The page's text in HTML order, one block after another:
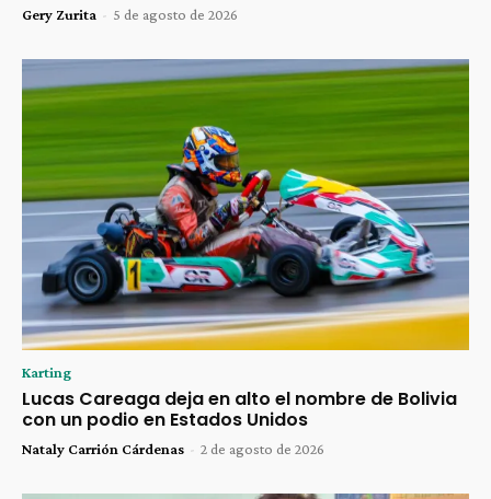
Gery Zurita - 5 de agosto de 2026
Karting
Lucas Careaga deja en alto el nombre de Bolivia
con un podio en Estados Unidos
Nataly Carrión Cárdenas - 2 de agosto de 2026